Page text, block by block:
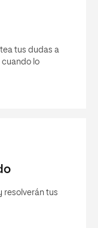
tus dudas a
cuando lo
resolverán tus